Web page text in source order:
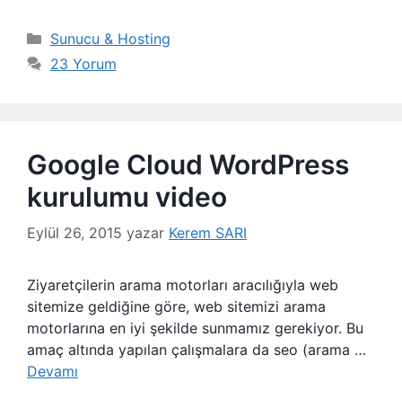
Kategoriler
Sunucu & Hosting
23 Yorum
Google Cloud WordPress
kurulumu video
Eylül 26, 2015 yazar Kerem SARI
Ziyaretçilerin arama motorları aracılığıyla web
sitemize geldiğine göre, web sitemizi arama
motorlarına en iyi şekilde sunmamız gerekiyor. Bu
amaç altında yapılan çalışmalara da seo (arama …
Devamı